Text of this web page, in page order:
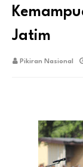
Jatim
Pikiran Nasional